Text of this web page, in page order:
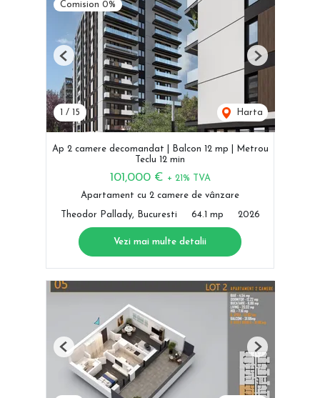
Comision 0%
1 / 15 Harta
Previous Next
Ap 2 camere decomandat | Balcon 12 mp | Metrou
Teclu 12 min
101,000 € + 21% TVA
Apartament cu 2 camere de vânzare
Theodor Pallady, Bucuresti 64.1 mp 2026
Vezi mai multe detalii
Previous Next